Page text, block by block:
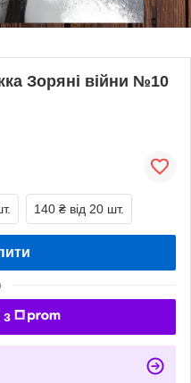
Зоряні війни №10
140 ₴ від 20 шт.
з